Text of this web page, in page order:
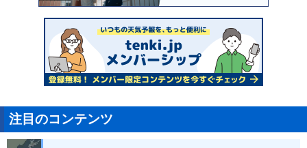
注目のコンテンツ